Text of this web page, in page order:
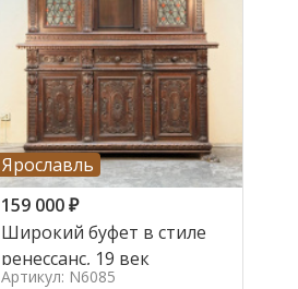
Ярославль
159 000₽
Широкий буфет в стиле
ренессанс, 19 век
Артикул: N6085